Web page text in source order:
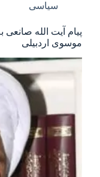
سیاسی
پیام آیت الله
موسوی اردبیلی